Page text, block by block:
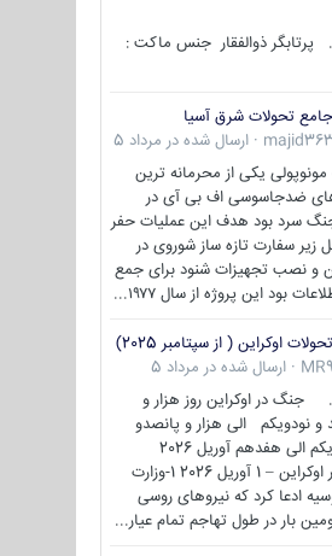
پرتابگر ذوالفقار جنس ماکت :
تحولات شرق آسیا
· ارسال شده در مرداد 5
یکی از محرمانه ترین
ضدجاسوسی اف بی آی در
سرد بود هدف این عملیات حفر
زیر سفارت تازه ساز شوروی در
و نصب تجهیزات شنود برای جمع
بود این پروژه از سال ۱۹۷۷...
اوکراین ( از سپتامبر 2025)
MR9
· ارسال شده در مرداد 5
جنگ در اوکراین روز هزار و
و نودویکم الی هزار و پانصدو
هشتم یکم الی هفدهم آوریل 2026
جنگ در اوکراین – 1 آوریل 2026 1-وزارت
ادعا کرد که نیروهای روسی
بار در طول تهاجم تمام عیار...